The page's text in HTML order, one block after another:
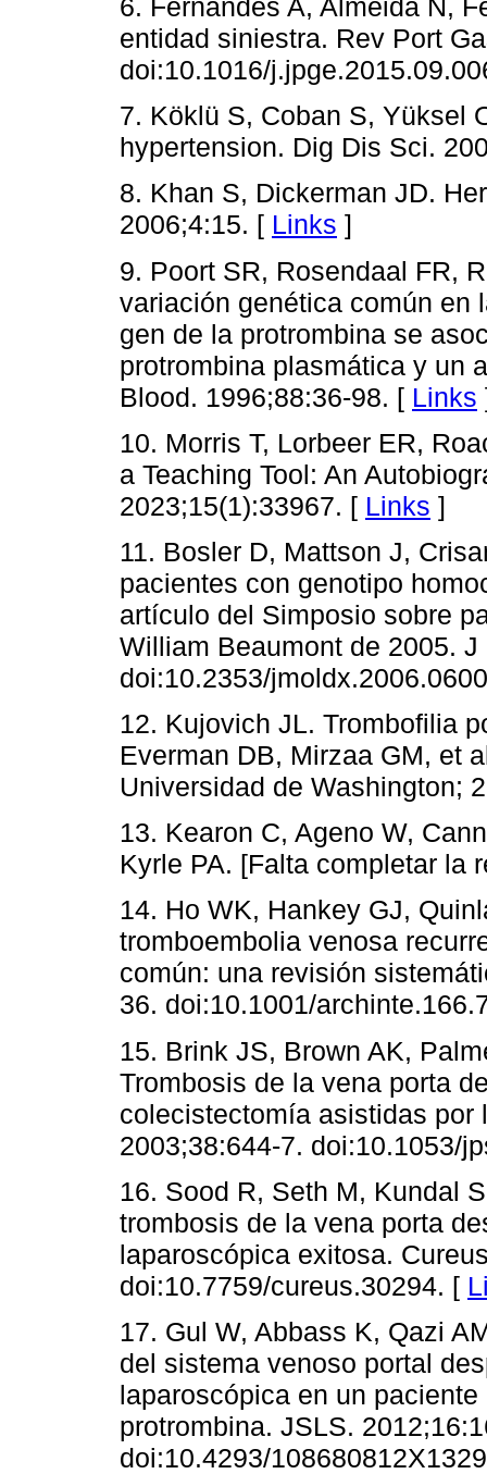
6. Fernandes A, Almeida N,
entidad siniestra. Rev Port
doi:10.1016/
7. Köklü S, Coban S, Yüksel
hypertension. Dig Dis Sci.
8. Khan S, Dickerman JD.
2006;4:15. [ Links ]
9. Poort SR, Rosendaal FR,
variación genética común en
gen de la protrombina se
protrombina plasmática y un
Blood. 1996;88:36-98. [ Links
10. Morris T, Lorbeer ER,
a Teaching Tool: An
2023;15(1):33967. [ Links ]
11. Bosler D, Mattson J,
pacientes con genotipo
artículo del Simposio sobre
William Beaumont de 2005.
doi:10.2353/
12. Kujovich JL. Trombofilia
Everman DB, Mirzaa GM, et
Universidad de Washington;
13. Kearon C, Ageno W,
Kyrle PA. [Falta completar la
14. Ho WK, Hankey GJ,
tromboembolia venosa
común: una revisión
36. doi:10.1001/
15. Brink JS, Brown AK,
Trombosis de la vena porta
colecistectomía asistidas por
2003;38:644-7. doi:10.1053/
16. Sood R, Seth M, Kundal
trombosis de la vena porta
laparoscópica exitosa.
doi:10.7759/cureus.30294. [
17. Gul W, Abbass K, Qazi
del sistema venoso portal
laparoscópica en un
protrombina. JSLS.
doi:10.4293/